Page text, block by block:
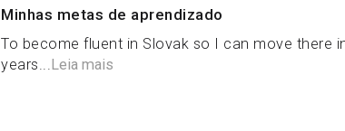
Minhas metas de aprendizado
To become fluent in Slovak so I can move there
years...Leia mais